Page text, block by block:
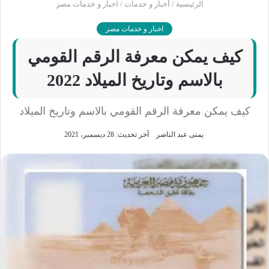
الرئيسية / أخبار و خدمات / اخبار و خدمات مصر
اخبار و خدمات مصر
كيف يمكن معرفة الرقم القومي
بالاسم وتاريخ الميلاد 2022
كيف يمكن معرفة الرقم القومي بالاسم وتاريخ الميلاد
يمنى عبد الناصر آخر تحديث: 28 ديسمبر، 2021